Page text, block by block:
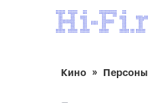
Кино Персоны